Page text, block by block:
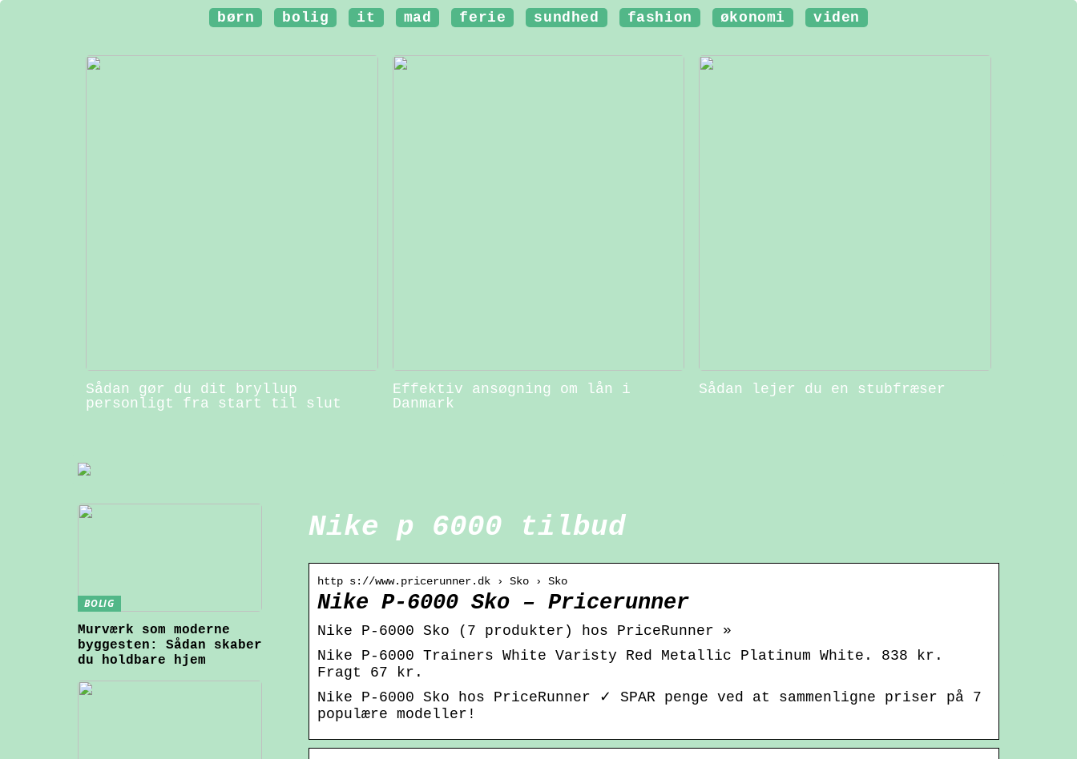
børn bolig it mad ferie sundhed fashion økonomi viden
Sådan gør du dit bryllup
personligt fra start til slut
Effektiv ansøgning om lån i
Danmark
Sådan lejer du en stubfræser
Nike p 6000 tilbud
http s://www.pricerunner.dk › Sko › Sko
Nike P-6000 Sko – Pricerunner
Nike P-6000 Sko (7 produkter) hos PriceRunner »
Nike P-6000 Trainers White Varisty Red Metallic Platinum White. 838 kr.
Fragt 67 kr.
Nike P-6000 Sko hos PriceRunner ✓ SPAR penge ved at sammenligne priser på 7
populære modeller!
BOLIG
Murværk som moderne
byggesten: Sådan skaber
du holdbare hjem